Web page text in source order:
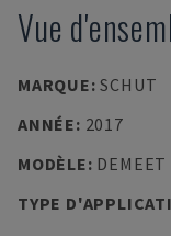
Vue
MARQUE:SCHUT
ANNÉE: 2017
MODÈLE:
TYPE